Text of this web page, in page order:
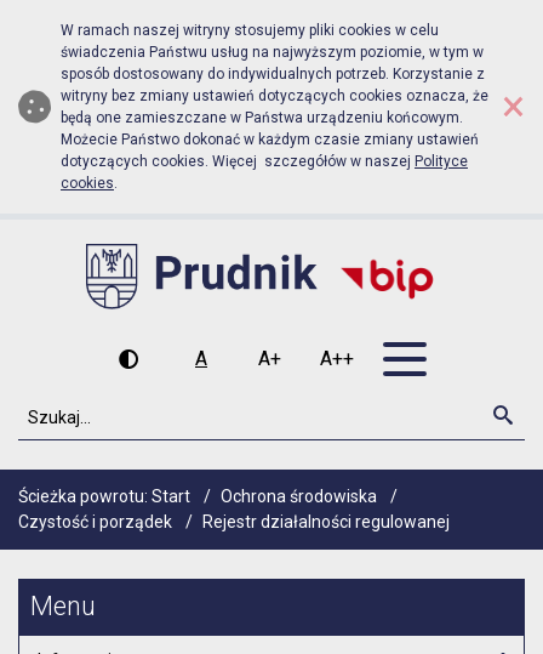
Biuletyn Informacji Publicznej
Przejdź do menu głównego
Przejdź do głównej zawartości
W ramach naszej witryny stosujemy pliki cookies w celu
świadczenia Państwu usług na najwyższym poziomie, w tym w
sposób dostosowany do indywidualnych potrzeb. Korzystanie z
witryny bez zmiany ustawień dotyczących cookies oznacza, że
będą one zamieszczane w Państwa urządzeniu końcowym.
Możecie Państwo dokonać w każdym czasie zmiany ustawień
dotyczących cookies. Więcej szczegółów w naszej Polityce
cookies.
×
Wysoki kontrast
A
Czcionka domyślna
A+
Czcionka średnia
A++
Czcionka duża
Szukaj
Ścieżka powrotu: Start / Ochrona środowiska
/
Czystość i porządek
/ Rejestr działalności regulowanej
Menu